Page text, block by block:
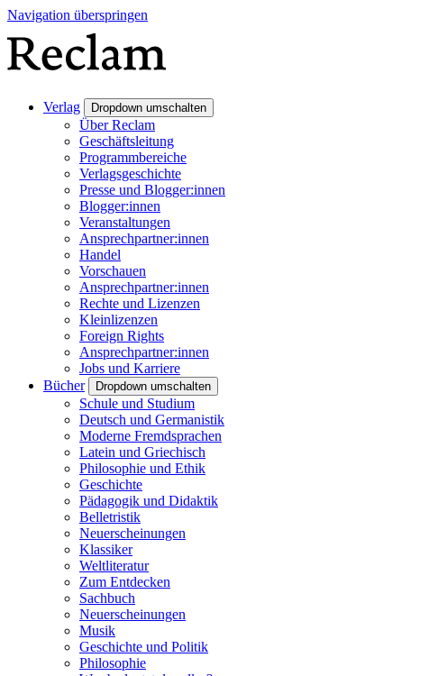
Navigation überspringen
Verlag Dropdown umschalten
Über Reclam
Geschäftsleitung
Programmbereiche
Verlagsgeschichte
Presse und Blogger:innen
Blogger:innen
Veranstaltungen
Ansprechpartner:innen
Handel
Vorschauen
Ansprechpartner:innen
Rechte und Lizenzen
Kleinlizenzen
Foreign Rights
Ansprechpartner:innen
Jobs und Karriere
Bücher
Dropdown umschalten
Schule und Studium
Deutsch und Germanistik
Moderne Fremdsprachen
Latein und Griechisch
Philosophie und Ethik
Geschichte
Pädagogik und Didaktik
Belletristik
Neuerscheinungen
Klassiker
Weltliteratur
Zum Entdecken
Sachbuch
Neuerscheinungen
Musik
Geschichte und Politik
Philosophie